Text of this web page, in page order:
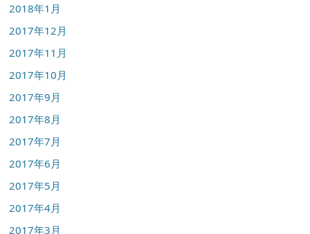
2018年1月
2017年12月
2017年11月
2017年10月
2017年9月
2017年8月
2017年7月
2017年6月
2017年5月
2017年4月
2017年3月